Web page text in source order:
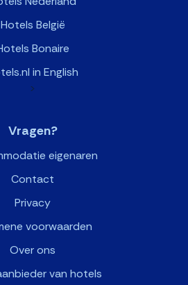
Hotels België
Bonaire
in English
>
Vragen?
eigenaren
Contact
Privacy
voorwaarden
Over ons
van hotels